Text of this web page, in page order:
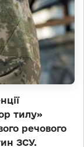
тилу»
речового
ЗСУ.